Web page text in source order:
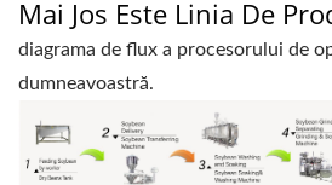
Mai Jos Este Linia De
diagrama de flux a procesorului de
dumneavoastră.